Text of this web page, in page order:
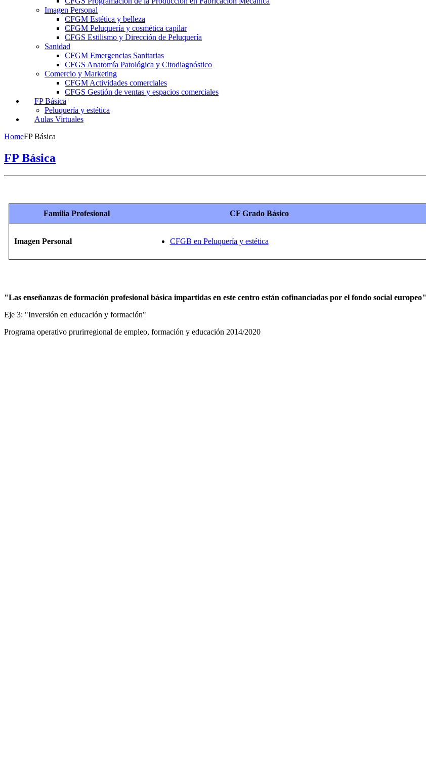
Imagen Personal
CFGM Estética y belleza
CFGM Peluquería y cosmética capilar
CFGS Estilismo y Dirección de Peluquería
Sanidad
CFGM Emergencias Sanitarias
CFGS Anatomía Patológica y Citodiagnóstico
Comercio y Marketing
CFGM Actividades comerciales
CFGS Gestión de ventas y espacios comerciales
FP Básica
Peluquería y estética
Aulas Virtuales
HomeFP Básica
FP Básica
Familia Profesional CF Grado Básico
Imagen Personal CFGB en Peluquería y estética
"Las enseñanzas de formación profesional básica impartidas en este centro están cofinanciadas por el fondo social europeo"
Eje 3: "Inversión en educación y formación"
Programa operativo prurirregional de empleo, formación y educación 2014/2020